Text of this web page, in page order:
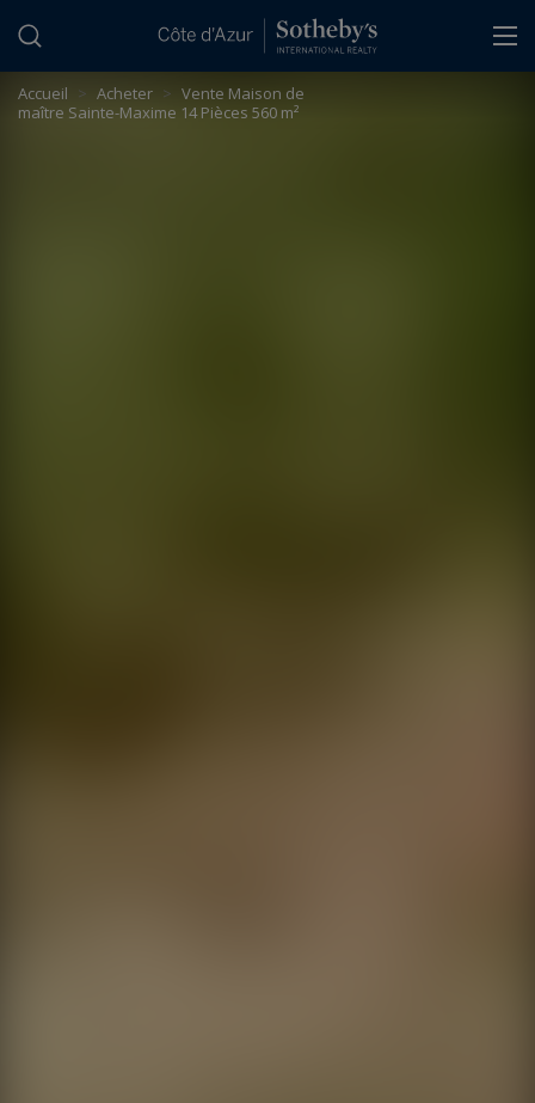
Accueil > Acheter > Vente Maison de
maître Sainte-Maxime 14 Pièces 560 m²